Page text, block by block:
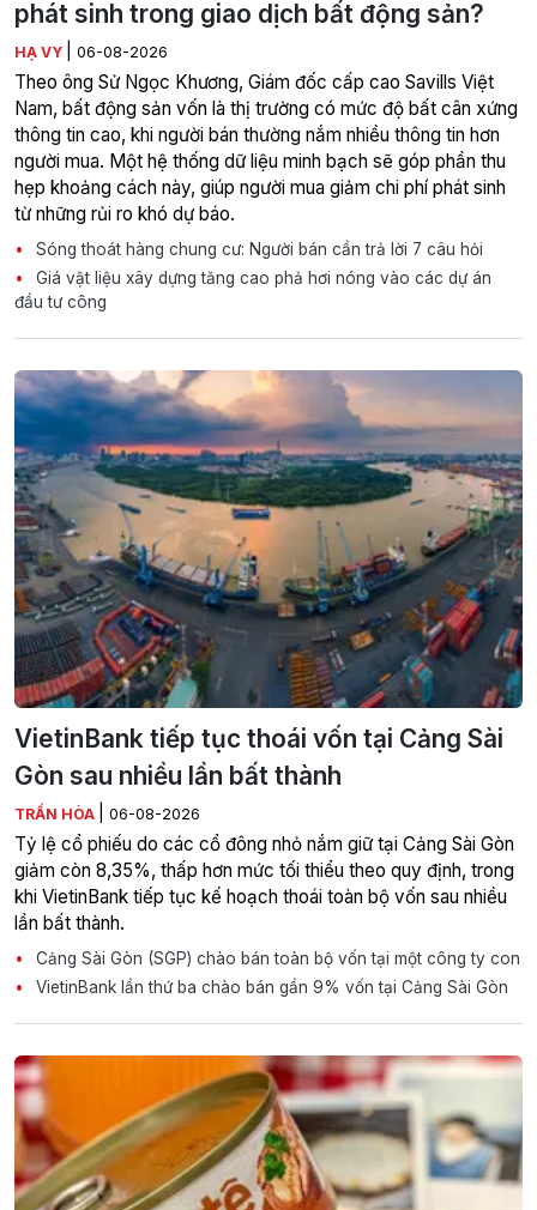
phát sinh trong giao dịch bất động sản?
HẠ VY 06-08-2026
Theo ông Sử Ngọc Khương, Giám đốc cấp cao Savills Việt
Nam, bất động sản vốn là thị trường có mức độ bất cân xứng
thông tin cao, khi người bán thường nắm nhiều thông tin hơn
người mua. Một hệ thống dữ liệu minh bạch sẽ góp phần thu
hẹp khoảng cách này, giúp người mua giảm chi phí phát sinh
từ những rủi ro khó dự báo.
Sóng thoát hàng chung cư: Người bán cần trả lời 7 câu hỏi
Giá vật liệu xây dựng tăng cao phả hơi nóng vào các dự án
đầu tư công
VietinBank tiếp tục thoái vốn tại Cảng Sài
Gòn sau nhiều lần bất thành
TRẦN HÒA 06-08-2026
Tỷ lệ cổ phiếu do các cổ đông nhỏ nắm giữ tại Cảng Sài Gòn
giảm còn 8,35%, thấp hơn mức tối thiểu theo quy định, trong
khi VietinBank tiếp tục kế hoạch thoái toàn bộ vốn sau nhiều
lần bất thành.
Cảng Sài Gòn (SGP) chào bán toàn bộ vốn tại một công ty con
VietinBank lần thứ ba chào bán gần 9% vốn tại Cảng Sài Gòn